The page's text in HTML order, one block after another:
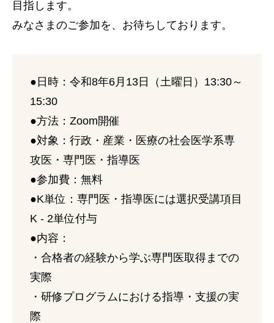
目指します。
みなさまのご参加を、お待ちしております。
●日時：令和8年6月13日（土曜日）13:30～
15:30
●方法：Zoom開催
●対象：行政・産業・医療の社会医学系専
攻医・専門医・指導医
●参加費：無料
●K単位：専門医・指導医には選択受講項目
K - 2単位付与
●内容：
・合格者の経験から学ぶ専門医取得までの
実際
・研修プログラムにおける指導・支援の実
際